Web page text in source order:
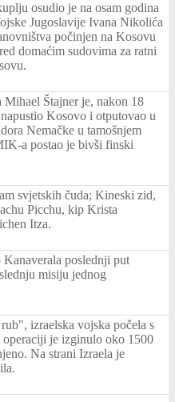
osudio je na osam godina
Jugoslavije Ivana Nikolića
počinjen na Kosovu
domaćim sudovima za ratni
Štajner je, nakon 18
Kosovo i otputovao u
Nemačke u tamošnjem
a postao je bivši finski
svjetskih čuda; Kineski zid,
Picchu, kip Krista
Itza.
poslednji put
misiju jednog
izraelska vojska počela s
je izginulo oko 1500
Na strani Izraela je